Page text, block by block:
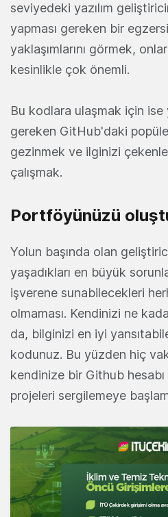
seviyedeki yazılım
yapması gereken bir
yaklaşımlarını görmek,
kesinlikle çok önemli.
Bu kodlara ulaşmak için ise
gereken GitHub'daki
gezinmek ve ilginizi
çalışmak.
Portföyünüzü
Yolun başında olan
yaşadıkları en büyük
işverene sunabilecekleri
olmaması. Kendinizi ne
da, bilginizi en iyi
kodunuz. Bu yüzden hiç
kendinize bir Github hesabı
projeleri sergilemeye